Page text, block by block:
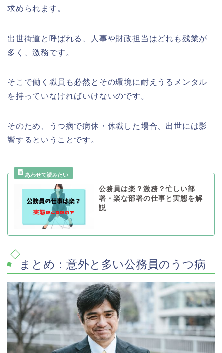
求められます。
出世街道と呼ばれる、人事や財政担当はどれも残業が
多く、激務です。
そこで働く職員も必然とその環境に耐えうるメンタル
を持っていなければいけないのです。
そのため、うつ病で病休・休職した場合、出世には影
響するということです。
公務員は楽？激務？忙しい部
署・楽な部署の仕事と実態を解
説
まとめ：意外と多い公務員のうつ病